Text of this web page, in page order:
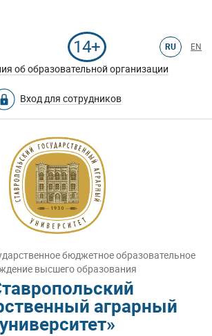
14+ RU EN
об образовательной организации
Вход для сотрудников
бюджетное образовательное
высшего образования
аграрный
университет»